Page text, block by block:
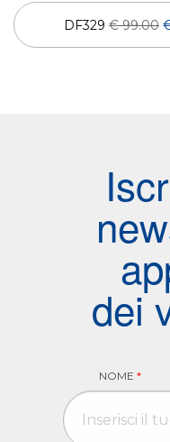
DF329 € 99.00
dei
NOME *